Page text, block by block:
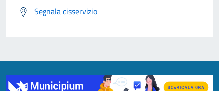
Segnala disservizio